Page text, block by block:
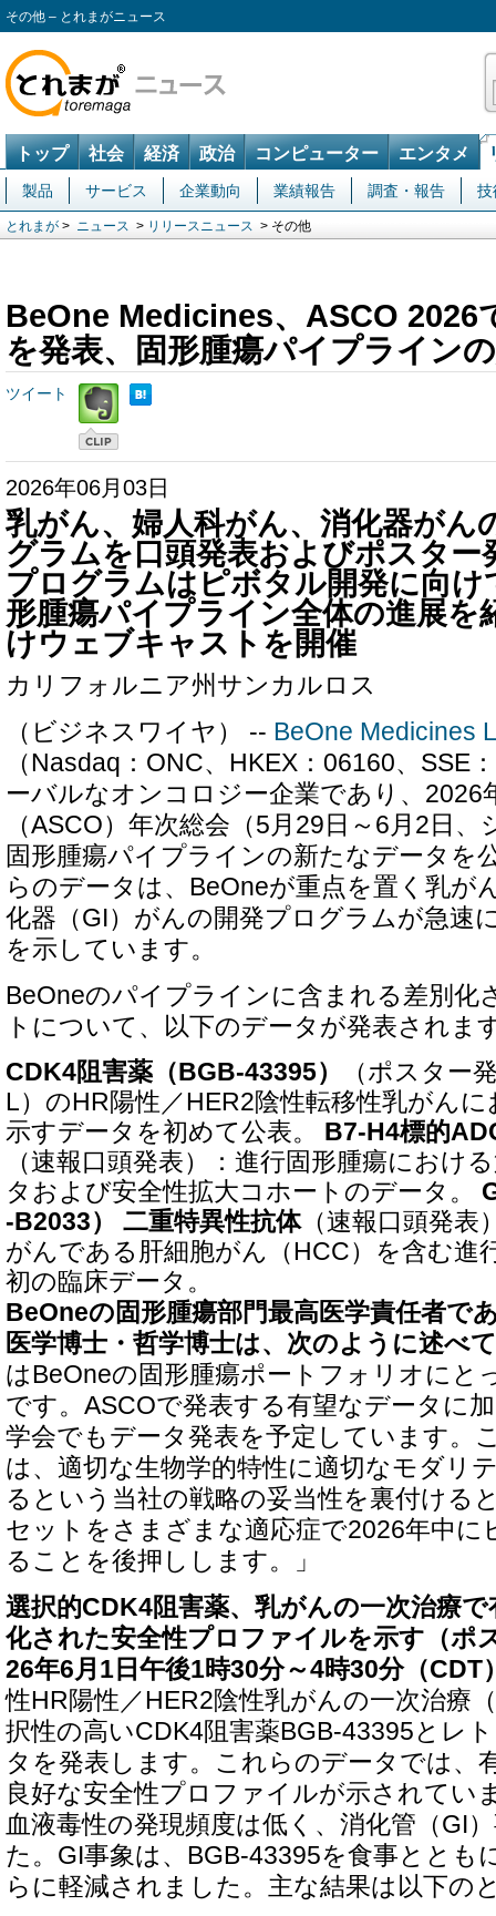
その他 – とれまがニュース
トップ 社会 経済 政治 コンピューター エンタメ
製品 サービス 企業動向 業績報告 調査・報告 技
とれまが > ニュース > リリースニュース > その他
BeOne Medicines、ASCO 2026
を発表、固形腫瘍パイプライン
ツイート
2026年06月03日
乳がん、婦人科がん、消化器がん
グラムを口頭発表およびポスター
プログラムはピボタル開発に向け
形腫瘍パイプライン全体の進展を
けウェブキャストを開催
カリフォルニア州サンカルロス
（ビジネスワイヤ） -- BeOne Medicines
（Nasdaq：ONC、HKEX：06160、SSE
ーバルなオンコロジー企業であり、2026
（ASCO）年次総会（5月29日～6月2日
固形腫瘍パイプラインの新たなデータを
らのデータは、BeOneが重点を置く乳が
化器（GI）がんの開発プログラムが急速
を示しています。
BeOneのパイプラインに含まれる差別化
トについて、以下のデータが発表されま
CDK4阻害薬（BGB-43395）
（ポスター
L）のHR陽性／HER2陰性転移性乳がん
示すデータを初めて公表。 B7-H4標的
（速報口頭発表）：進行固形腫瘍におけ
タおよび安全性拡大コホートのデータ。
-B2033）
二重特異性抗体（速報口頭発表
がんである肝細胞がん（HCC）を含む進
初の臨床データ。
BeOneの固形腫瘍部門最高医学責任者で
医学博士・哲学博士は、次のように述べ
はBeOneの固形腫瘍ポートフォリオにと
です。ASCOで発表する有望なデータに
学会でもデータ発表を予定しています。
は、適切な生物学的特性に適切なモダリ
るという当社の戦略の妥当性を裏付ける
セットをさまざまな適応症で2026年中に
ることを後押しします。」
選択的CDK4阻害薬、乳がんの一次治療
化された安全性プロファイルを示す（ポ
26年6月1日午後1時30分～4時30分（CDT
性HR陽性／HER2陰性乳がんの一次治療
択性の高いCDK4阻害薬BGB-43395とレ
タを発表します。これらのデータでは、
良好な安全性プロファイルが示されてい
血液毒性の発現頻度は低く、消化管（GI
た。GI事象は、BGB-43395を食事ととも
らに軽減されました。主な結果は以下の